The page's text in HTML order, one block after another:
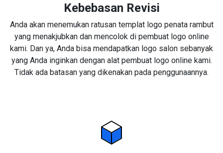
Kebebasan Revisi
Anda akan menemukan ratusan templat logo penata rambut
yang menakjubkan dan mencolok di pembuat logo online
kami. Dan ya, Anda bisa mendapatkan logo salon sebanyak
yang Anda inginkan dengan alat pembuat logo online kami.
Tidak ada batasan yang dikenakan pada penggunaannya.